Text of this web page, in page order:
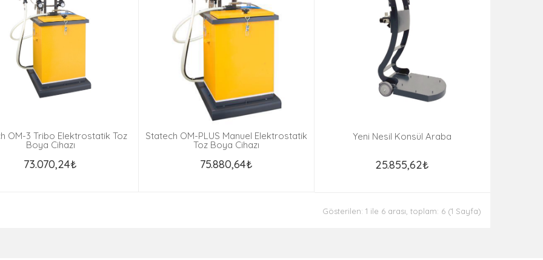
OM-3 Tribo Elektrostatik Toz
Boya Cihazı
73.070,24₺
Statech OM-PLUS Manuel Elektrostatik
Toz Boya Cihazı
75.880,64₺
Yeni Nesil Konsül Araba
25.855,62₺
Gösterilen: 1 ile 6 arası, toplam: 6 (1 Sayfa)